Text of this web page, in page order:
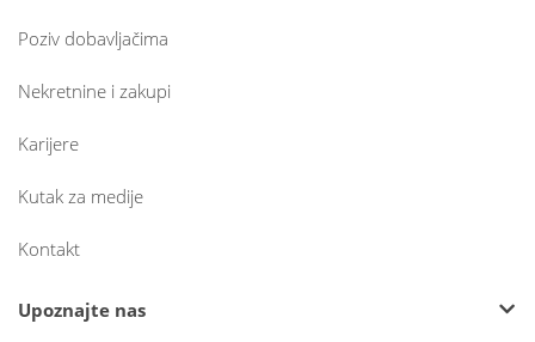
Poziv dobavljačima
Nekretnine i zakupi
Karijere
Kutak za medije
Kontakt
Upoznajte nas